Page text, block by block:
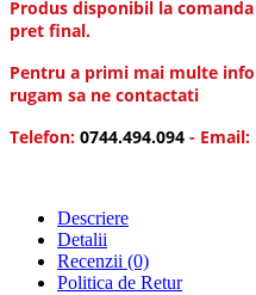
Produs disponibil la
pret final.
Pentru a primi mai multe
rugam sa ne contactati
Telefon: 0744.494.094 - Email:
Descriere
Detalii
Recenzii (0)
Politica de Retur